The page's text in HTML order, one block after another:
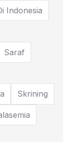
Indonesia
Saraf
Skrining